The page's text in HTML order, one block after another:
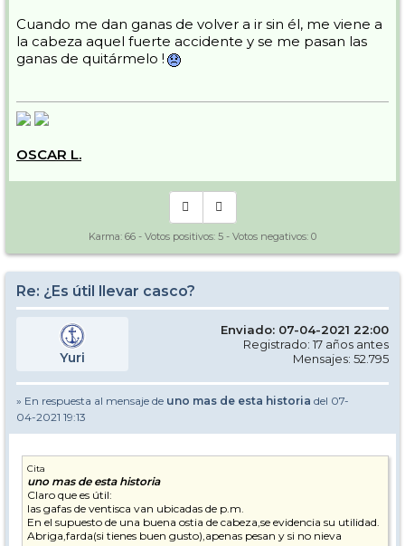
Cuando me dan ganas de volver a ir sin él, me viene a
la cabeza aquel fuerte accidente y se me pasan las
ganas de quitármelo !
OSCAR L.
Karma: 66 - Votos positivos: 5 - Votos negativos: 0
Re: ¿Es útil llevar casco?
Yuri
Enviado: 07-04-2021 22:00
Registrado: 17 años antes
Mensajes: 52.795
» En respuesta al mensaje de uno mas de esta historia del 07-
04-2021 19:13
Cita
uno mas de esta historia
Claro que es útil:
las gafas de ventisca van ubicadas de p.m.
En el supuesto de una buena ostia de cabeza,se evidencia su utilidad.
Abriga,farda(si tienes buen gusto),apenas pesan y si no nieva